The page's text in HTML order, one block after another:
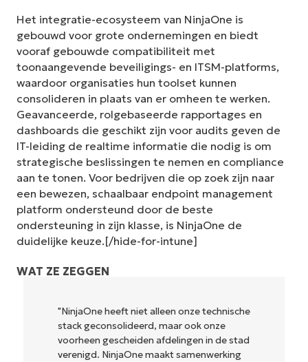
Het integratie-ecosysteem van NinjaOne is
gebouwd voor grote ondernemingen en biedt
vooraf gebouwde compatibiliteit met
toonaangevende beveiligings- en ITSM-platforms,
waardoor organisaties hun toolset kunnen
consolideren in plaats van er omheen te werken.
Geavanceerde, rolgebaseerde rapportages en
dashboards die geschikt zijn voor audits geven de
IT-leiding de realtime informatie die nodig is om
strategische beslissingen te nemen en compliance
aan te tonen. Voor bedrijven die op zoek zijn naar
een bewezen, schaalbaar endpoint management
platform ondersteund door de beste
ondersteuning in zijn klasse, is NinjaOne de
duidelijke keuze.[/hide-for-intune]
WAT ZE ZEGGEN
"NinjaOne heeft niet alleen onze technische
stack geconsolideerd, maar ook onze
voorheen gescheiden afdelingen in de stad
verenigd. NinjaOne maakt samenwerking